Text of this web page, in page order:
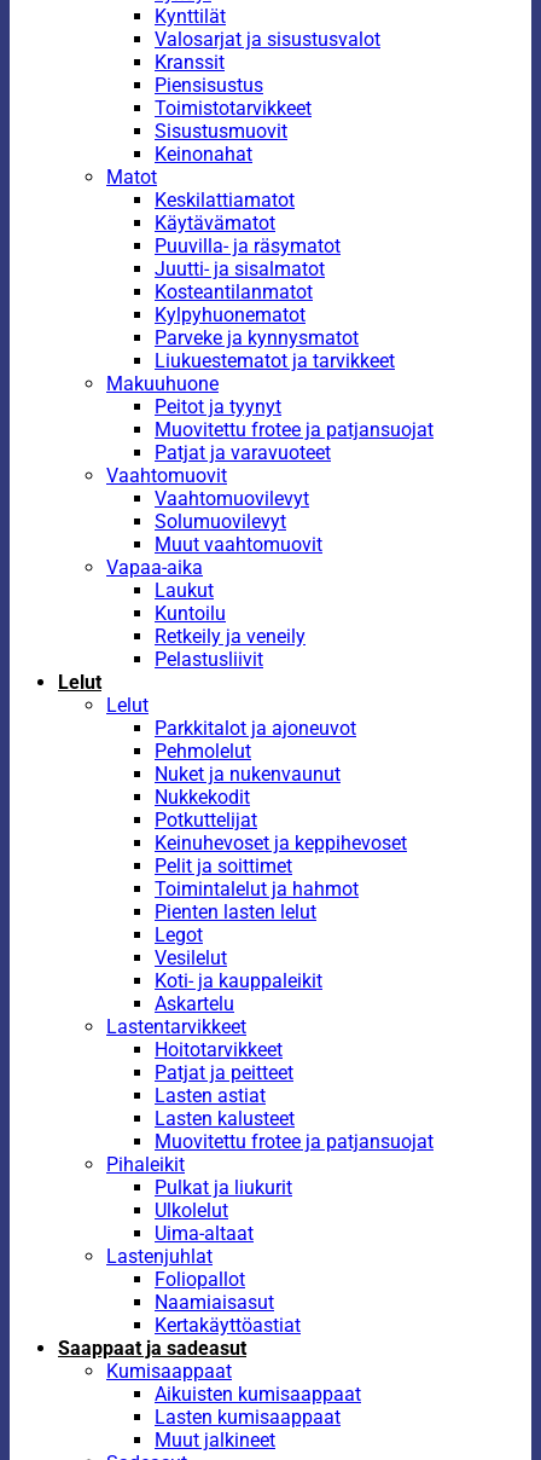
Kynttilät
Valosarjat ja sisustusvalot
Kranssit
Piensisustus
Toimistotarvikkeet
Sisustusmuovit
Keinonahat
Matot
Keskilattiamatot
Käytävämatot
Puuvilla- ja räsymatot
Juutti- ja sisalmatot
Kosteantilanmatot
Kylpyhuonematot
Parveke ja kynnysmatot
Liukuestematot ja tarvikkeet
Makuuhuone
Peitot ja tyynyt
Muovitettu frotee ja patjansuojat
Patjat ja varavuoteet
Vaahtomuovit
Vaahtomuovilevyt
Solumuovilevyt
Muut vaahtomuovit
Vapaa-aika
Laukut
Kuntoilu
Retkeily ja veneily
Pelastusliivit
Lelut
Lelut
Parkkitalot ja ajoneuvot
Pehmolelut
Nuket ja nukenvaunut
Nukkekodit
Potkuttelijat
Keinuhevoset ja keppihevoset
Pelit ja soittimet
Toimintalelut ja hahmot
Pienten lasten lelut
Legot
Vesilelut
Koti- ja kauppaleikit
Askartelu
Lastentarvikkeet
Hoitotarvikkeet
Patjat ja peitteet
Lasten astiat
Lasten kalusteet
Muovitettu frotee ja patjansuojat
Pihaleikit
Pulkat ja liukurit
Ulkolelut
Uima-altaat
Lastenjuhlat
Foliopallot
Naamiaisasut
Kertakäyttöastiat
Saappaat ja sadeasut
Kumisaappaat
Aikuisten kumisaappaat
Lasten kumisaappaat
Muut jalkineet